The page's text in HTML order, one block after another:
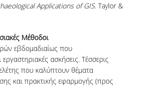
ΒΟΗΘΕΙΑ
Applications of GIS. Taylor &
Μέθοδοι
εβδομαδιαίως που
ασκήσεις. Τέσσερις
που καλύπτουν θέματα
και πρακτικής εφαρμογής (προς